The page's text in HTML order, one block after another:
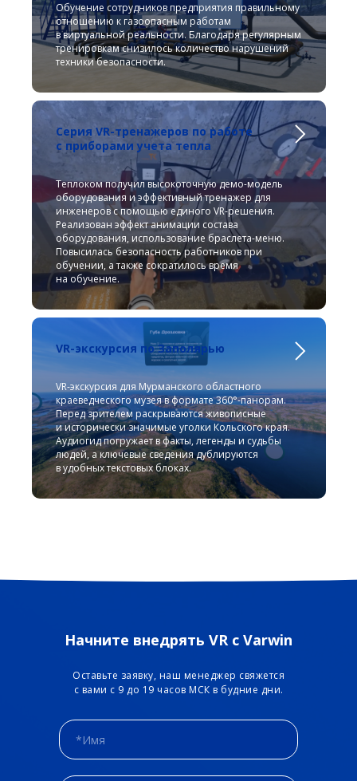
Обучение сотрудников предприятия правильному
отношению к газоопасным работам
в виртуальной реальности. Благодаря регулярным
тренировкам снизилось количество нарушений
техники безопасности.
Серия VR-тренажеров по работе
с приборами учета тепла
Теплоком получил высокоточную демо-модель
оборудования и эффективный тренажер для
инженеров с помощью единого VR-решения.
Реализован эффект анимации состава
оборудования, использование браслета-меню.
Повысилась безопасность работников при
обучении, а также сократилось время
на обучение.
VR-экскурсия по Заполярью
VR-экскурсия для Мурманского областного
краеведческого музея в формате 360°‑панорам.
Перед зрителем раскрываются живописные
и исторически значимые уголки Кольского края.
Аудиогид погружает в факты, легенды и судьбы
людей, а ключевые сведения дублируются
в удобных текстовых блоках.
Начните внедрять VR с Varwin
Оставьте заявку, наш менеджер свяжется
с вами с 9 до 19 часов МСК в будние дни.